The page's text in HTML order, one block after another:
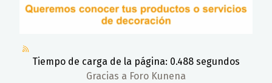
Tiempo de carga de la página: 0.488 segundos
Gracias a Foro Kunena